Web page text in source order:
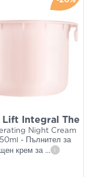
Lift Integral The
Night Cream
- Пълнител за
крем за ... i